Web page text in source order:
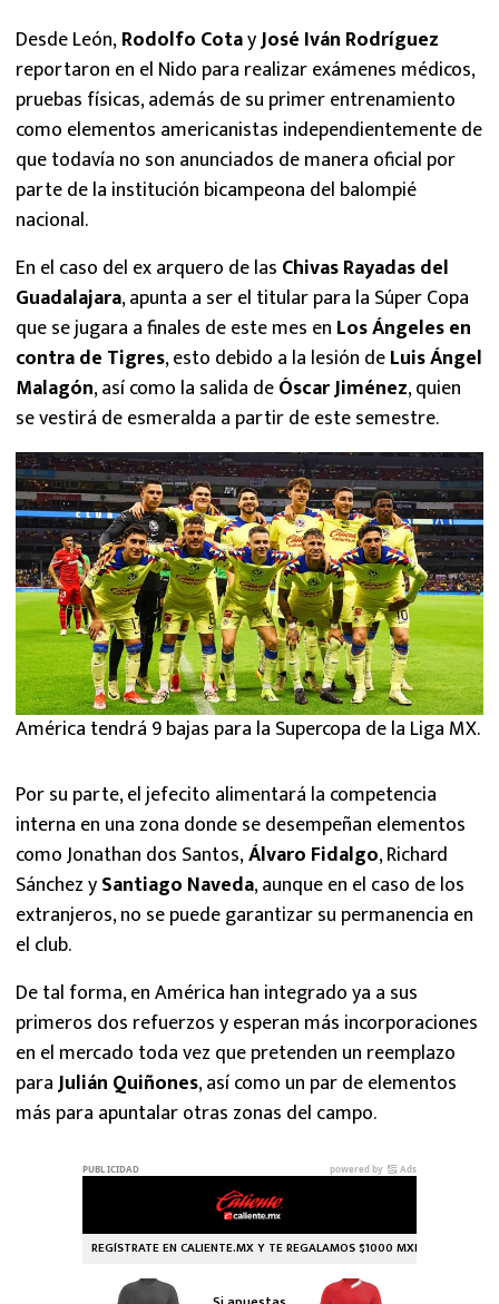
Desde León,Rodolfo CotayJosé Iván Rodríguez
reportaron en el Nido para realizar exámenes médicos,
pruebas físicas, además de su primer entrenamiento
como elementos americanistas independientemente de
que todavía no son anunciados de manera oficial por
parte de la institución bicampeona del balompié
nacional.
En el caso del ex arquero de las Chivas Rayadas del
Guadalajara, apunta a ser el titular para la Súper Copa
que se jugara a finales de este mes en Los Ángeles en
contra de Tigres, esto debido a la lesión deLuis Ángel
Malagón, así como la salida deÓscar Jiménez, quien
se vestirá de esmeralda a partir de este semestre.
América tendrá 9 bajas para la Supercopa de la Liga MX.
Por su parte, el jefecito alimentará la competencia
interna en una zona donde se desempeñan elementos
como Jonathan dos Santos,Álvaro Fidalgo, Richard
Sánchez ySantiago Naveda, aunque en el caso de los
extranjeros, no se puede garantizar su permanencia en
el club.
De tal forma, en América han integrado ya a sus
primeros dos refuerzos y esperan más incorporaciones
en el mercado toda vez que pretenden un reemplazo
paraJulián Quiñones, así como un par de elementos
más para apuntalar otras zonas del campo.